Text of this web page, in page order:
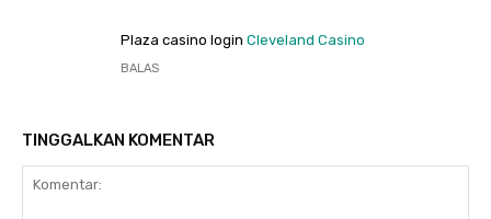
Plaza casino login Cleveland Casino
BALAS
TINGGALKAN KOMENTAR